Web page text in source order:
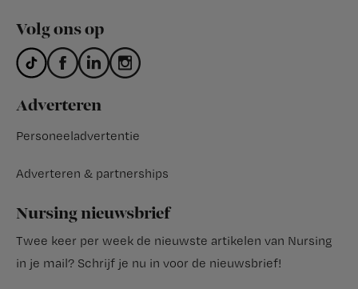
Volg ons op
Adverteren
Personeeladvertentie
Adverteren & partnerships
Nursing nieuwsbrief
Twee keer per week de nieuwste artikelen van Nursing
in je mail? Schrijf je nu in voor de nieuwsbrief!